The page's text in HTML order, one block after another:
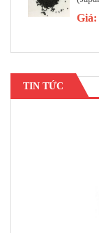
Giá:
TIN TỨC